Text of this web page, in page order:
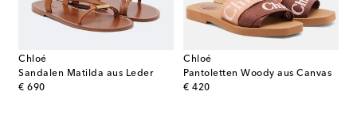
Chloé
Sandalen Matilda aus Leder
€ 690
original price
Chloé
Pantoletten Woody aus Canvas
€ 420
original price